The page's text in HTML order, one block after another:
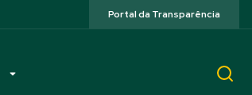
Portal da Transparência